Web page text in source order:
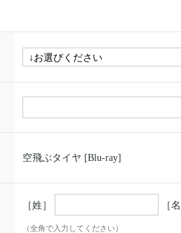
空飛ぶタイヤ [Blu-ray]
［姓］ ［
（全角で入力してください）